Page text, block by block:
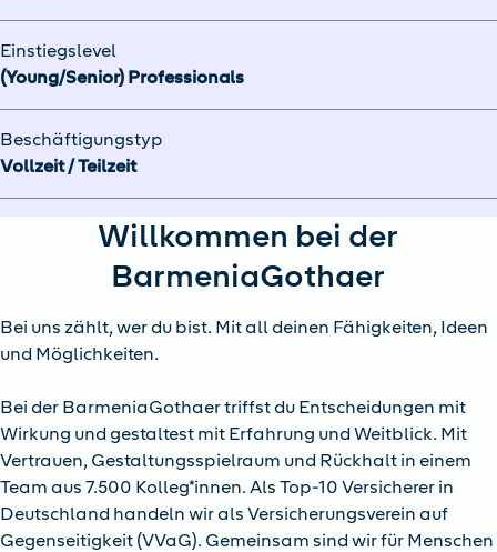
Einstiegslevel
(Young/Senior) Professionals
Beschäftigungstyp
Vollzeit / Teilzeit
Willkommen bei der
BarmeniaGothaer
Bei uns zählt, wer du bist. Mit all deinen Fähigkeiten, Ideen
und Möglichkeiten.
Bei der BarmeniaGothaer triffst du Entscheidungen mit
Wirkung und gestaltest mit Erfahrung und Weitblick. Mit
Vertrauen, Gestaltungsspielraum und Rückhalt in einem
Team aus 7.500 Kolleg*innen. Als Top-10 Versicherer in
Deutschland handeln wir als Versicherungsverein auf
Gegenseitigkeit (VVaG). Gemeinsam sind wir für Menschen